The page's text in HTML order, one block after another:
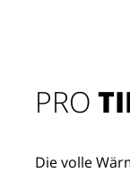
PRO
Die volle